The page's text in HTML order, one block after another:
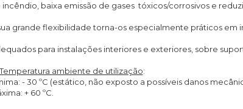
incêndio, baixa emissão de gases tóxicos/corrosivos e
grande flexibilidade torna-os especialmente práticos em
para instalações interiores e exteriores, sobre
ambiente de utilização:
- 30 ºC (estático, não exposto a possíveis danos
+ 60 ºC.